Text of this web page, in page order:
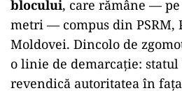
blocului, care rămâne —
metri — compus din PSRM,
Moldovei. Dincolo de
o linie de demarcație:
revendică autoritatea în